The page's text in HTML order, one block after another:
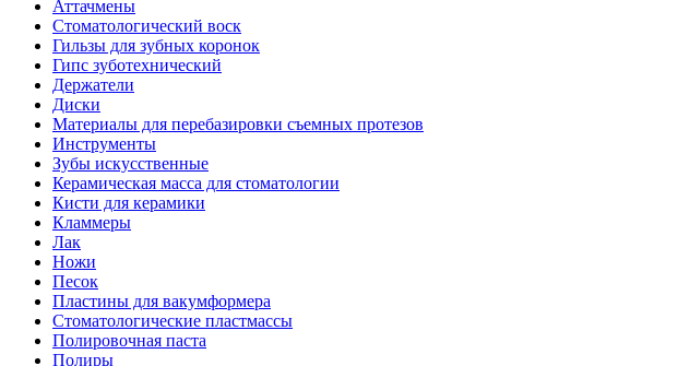
Аттачмены
Стоматологический воск
Гильзы для зубных коронок
Гипс зуботехнический
Держатели
Диски
Материалы для перебазировки съемных протезов
Инструменты
Зубы искусственные
Керамическая масса для стоматологии
Кисти для керамики
Кламмеры
Лак
Ножи
Песок
Пластины для вакумформера
Стоматологические пластмассы
Полировочная паста
Полиры